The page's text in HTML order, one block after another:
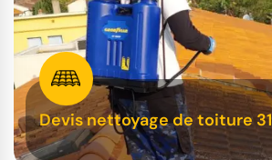
Devis nettoyage de toiture 31